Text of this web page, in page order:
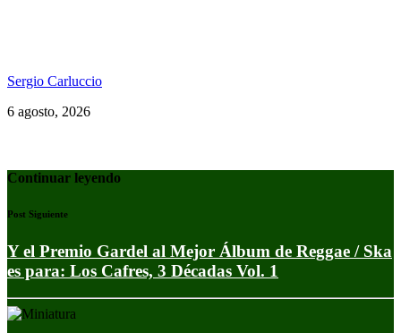
Sergio Carluccio
6 agosto, 2026
Continuar leyendo
Post Siguiente
Y el Premio Gardel al Mejor Álbum de Reggae / Ska
es para: Los Cafres, 3 Décadas Vol. 1